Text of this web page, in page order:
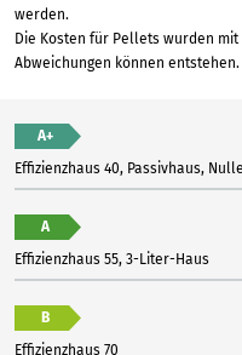
werden.
Die Kosten für Pellets wurden
Abweichungen können entstehen.
A+
Effizienzhaus 40, Passivhaus,
A
Effizienzhaus 55, 3-Liter-Haus
B
Effizienzhaus 70